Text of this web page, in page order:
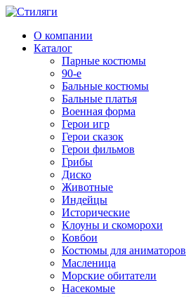
О компании
Каталог
Парные костюмы
90-е
Бальные костюмы
Бальные платья
Военная форма
Герои игр
Герои сказок
Герои фильмов
Грибы
Диско
Животные
Индейцы
Исторические
Клоуны и скоморохи
Ковбои
Костюмы для аниматоров
Масленица
Морские обитатели
Насекомые